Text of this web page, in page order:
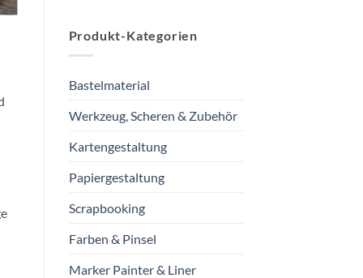
Produkt-Kategorien
Bastelmaterial
Werkzeug, Scheren & Zubehör
Kartengestaltung
Papiergestaltung
Scrapbooking
Farben & Pinsel
Marker Painter & Liner